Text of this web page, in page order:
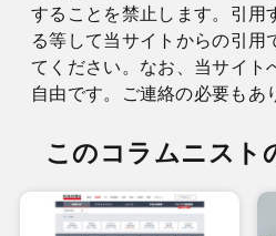
することを禁止します。引用
る等して当サイトからの引用
てください。なお、当サイト
自由です。ご連絡の必要もあ
このコラムニスト